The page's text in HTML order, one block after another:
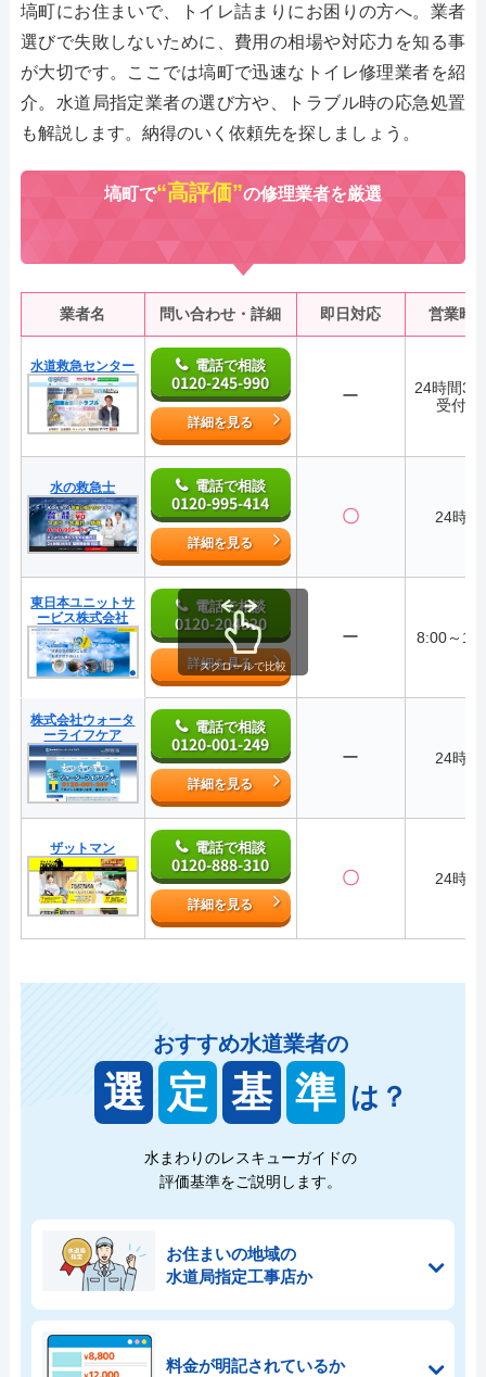
塙町にお住まいで、トイレ詰まりにお困りの方へ。業者
選びで失敗しないために、費用の相場や対応力を知る事
が大切です。ここでは塙町で迅速なトイレ修理業者を紹
介。水道局指定業者の選び方や、トラブル時の応急処置
も解説します。納得のいく依頼先を探しましょう。
塙町で“高評価”の修理業者を厳選
業者名 問い合わせ・詳細 即日対応 営業時
水道救急センター 電話で相談
0120-245-990
詳細を見る
ー
24時間
受付中
水の救急士 電話で相談
0120-995-414
詳細を見る
〇 24時間
東日本ユニットサ
ービス株式会社
電話で相談
0120-204920
詳細を見る
ー 8:00～
株式会社ウォータ
ーライフケア
電話で相談
0120-001-249
詳細を見る
ー 24時間
ザットマン 電話で相談
0120-888-310
詳細を見る
〇 24時間
スクロールで比較
おすすめ水道業者の
選 定 基 準 は？
水まわりのレスキューガイドの
評価基準をご説明します。
お住まいの地域の
水道局指定工事店か
料金が明記されているか